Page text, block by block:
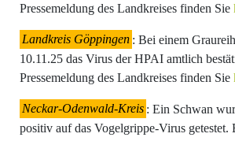
Pressemeldung des Landkreises finden Sie
Landkreis Göppingen : Bei einem
10.11.25 das Virus der HPAI amtlich
Pressemeldung des Landkreises finden Sie
Neckar-Odenwald-Kreis : Ein Schwan
positiv auf das Vogelgrippe-Virus